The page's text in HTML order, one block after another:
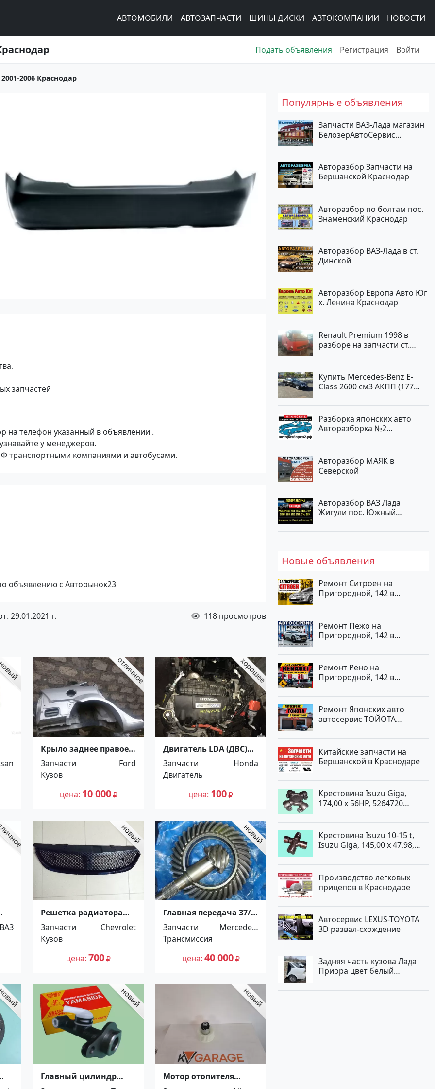
АВТОМОБИЛИ АВТОЗАПЧАСТИ ШИНЫ ДИСКИ АВТОКОМПАНИИ НОВОСТИ
Подать объявления Регистрация Войти
2006 Краснодар
запчастей
на телефон указанный в объявлении .
у менеджеров.
транспортными компаниями и автобусами.
объявлению с Авторынок23
29.01.2021 г. 118 просмотров
Крыло заднее правое
б/у на Ford Focus 2
Краснодар
Запчасти
Ford
Кузов
цена 10 000
Двигатель LDA (ДВС)
Honda Insight ZE2
гибрид б/у
контрактный
Запчасти
Honda
Двигатель
цена 100
ВАЗ
Решетка радиатора
Chevrolet Lacetti
Краснодар
Запчасти
Chevrolet
Кузов
цена 700
Главная передача 37/9
(шестерня) 6023502939
Спринтер 416СDI
Минск
Запчасти
Mercedes-
Трансмиссия
цена 40 000
Главный цилиндр
сцепления Toyota Dyna
Мотор отопителя
салона NISSAN X-TRAIL
Популярные объявления
Запчасти ВАЗ-Лада магазин
БелозерАвтоСервис
Авторазбор Запчасти на
Бершанской Краснодар
Авторазбор по болтам пос.
Знаменский Краснодар
Авторазбор ВАЗ-Лада в ст.
Динской
Авторазбор Европа Авто Юг
х. Ленина Краснодар
Renault Premium 1998 в
разборе на запчасти ст.
Купить Mercedes-Benz E-
Class 2600 см3 АКПП (177
Новороссийскп: цвет
черный Седан 2004 года по
цене 620000 рублей,
объявление №2192 на сайте
Разборка японских авто
Авторазборка №2
Авторазбор МАЯК в
Северской
Авторазбор ВАЗ Лада
Жигули пос. Южный
Новые объявления
Ремонт Ситроен на
Пригородной, 142 в
Ремонт Пежо на
Пригородной, 142 в
Ремонт Рено на
Пригородной, 142 в
Ремонт Японских авто
автосервис ТОЙОТА
Китайские запчасти на
Бершанской в Краснодаре
Крестовина Isuzu Giga,
174,00 x 56HP, 5264720
Крестовина Isuzu 10-15 t,
Isuzu Giga, 145,00 x 47,98,
Производство легковых
прицепов в Краснодаре
Автосервис LEXUS-TOYOTA
3D развал-схождение
Задняя часть кузова Лада
Приора цвет белый